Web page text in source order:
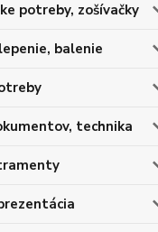
potreby, zošívačky
balenie
technika